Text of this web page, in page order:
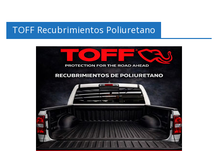
TOFF Recubrimientos Poliuretano